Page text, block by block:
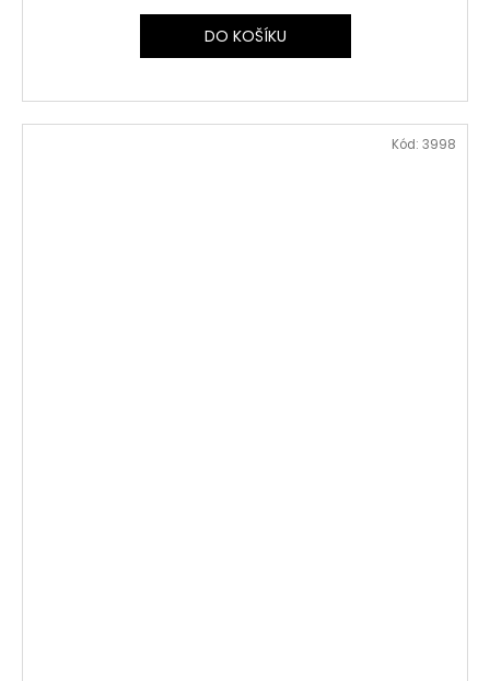
DO KOŠÍKU
Kód: 3998